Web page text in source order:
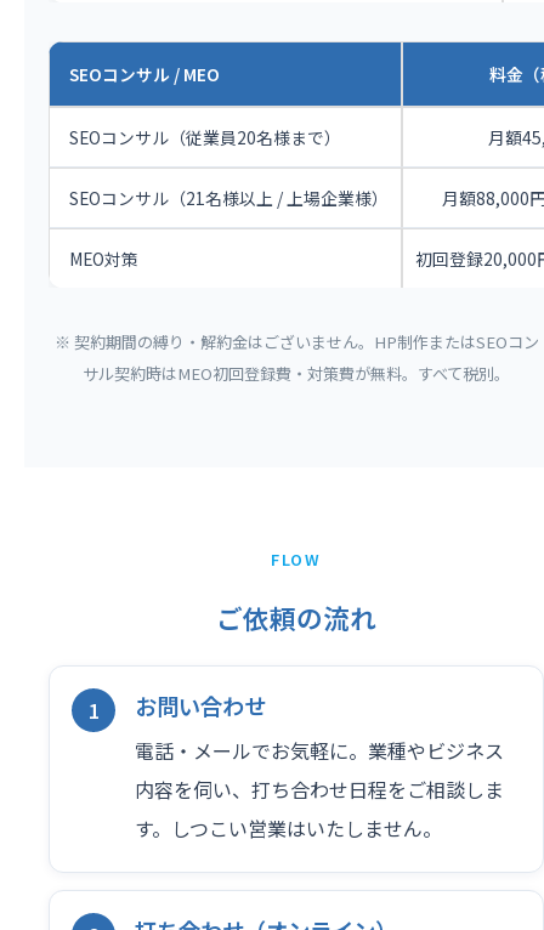
SEOコンサル / MEO 料金
SEOコンサル（従業員20名様まで） 月額
SEOコンサル（21名様以上 / 上場企業様） 月額88,000
MEO対策 初回登録20,000
※ 契約期間の縛り・解約金はございません。HP制作またはSEOコン
サル契約時はMEO初回登録費・対策費が無料。すべて税別。
FLOW
ご依頼の流れ
お問い合わせ
電話・メールでお気軽に。業種やビジネス
内容を伺い、打ち合わせ日程をご相談しま
す。しつこい営業はいたしません。